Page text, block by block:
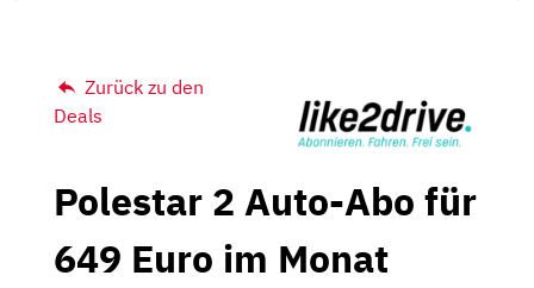
Zurück zu den
Deals
Polestar 2 Auto-Abo für
649 Euro im Monat